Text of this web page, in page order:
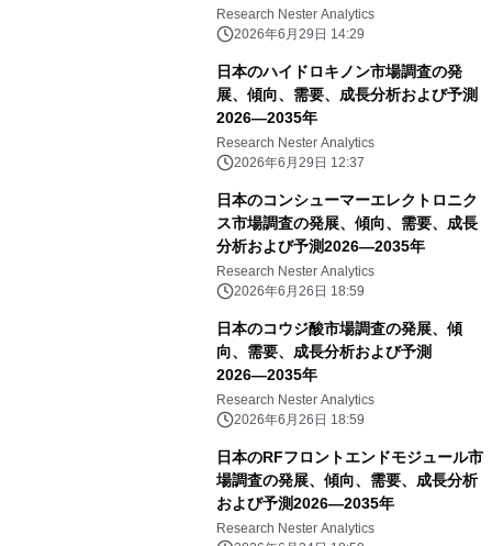
Research Nester Analytics
2026年6月29日 14:29
日本のハイドロキノン市場調査の発
展、傾向、需要、成長分析および予測
2026―2035年
Research Nester Analytics
2026年6月29日 12:37
日本のコンシューマーエレクトロニク
ス市場調査の発展、傾向、需要、成長
分析および予測2026―2035年
Research Nester Analytics
2026年6月26日 18:59
日本のコウジ酸市場調査の発展、傾
向、需要、成長分析および予測
2026―2035年
Research Nester Analytics
2026年6月26日 18:59
日本のRFフロントエンドモジュール市
場調査の発展、傾向、需要、成長分析
および予測2026―2035年
Research Nester Analytics